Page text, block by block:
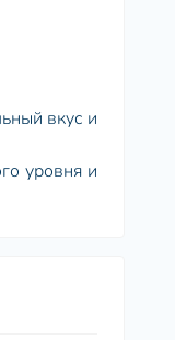
вкус и
уровня и